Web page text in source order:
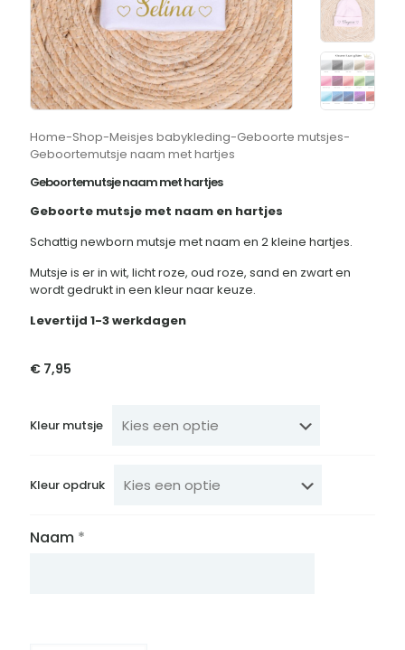
Home-Shop-Meisjes babykleding-Geboorte mutsjes-
Geboortemutsje naam met hartjes
Geboortemutsje naam met hartjes
Geboorte mutsje met naam en hartjes
Schattig newborn mutsje met naam en 2 kleine hartjes.
Mutsje is er in wit, licht roze, oud roze, sand en zwart en
wordt gedrukt in een kleur naar keuze.
Levertijd 1-3 werkdagen
€ 7,95
Kleur mutsje
Kleur opdruk
Naam *